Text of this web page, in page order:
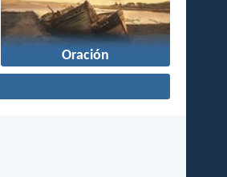
Oración